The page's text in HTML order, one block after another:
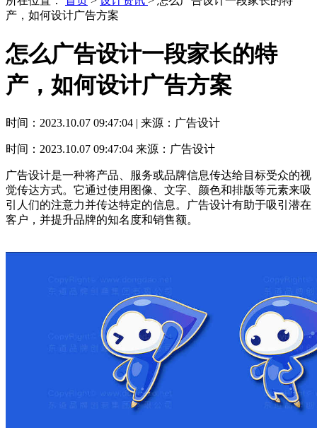
产，如何设计广告方案
怎么广告设计一段家长的特
产，如何设计广告方案
时间：2023.10.07 09:47:04 | 来源：广告设计
时间：2023.10.07 09:47:04 来源：广告设计
广告设计是一种将产品、服务或品牌信息传达给目标受众的视
觉传达方式。它通过使用图像、文字、颜色和排版等元素来吸
引人们的注意力并传达特定的信息。广告设计有助于吸引潜在
客户，并提升品牌的知名度和销售额。